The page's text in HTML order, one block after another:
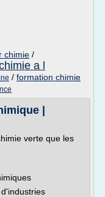
chimie /
a l
/ formation chimie
|
verte que les